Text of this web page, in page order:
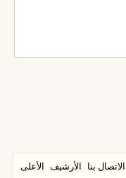
الاتصال بنا الأرشيف الأعلى